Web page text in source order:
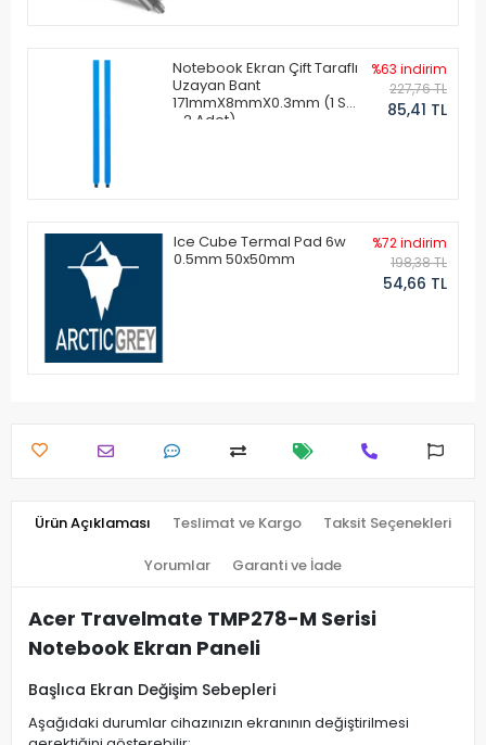
Notebook Ekran Çift Taraflı
Uzayan Bant
171mmX8mmX0.3mm (1 Set
- 2 Adet)
%63 indirim
227,76 TL
85,41 TL
Ice Cube Termal Pad 6w
0.5mm 50x50mm
%72 indirim
198,38 TL
54,66 TL
Ürün Açıklaması Teslimat ve Kargo Taksit Seçenekleri
Yorumlar Garanti ve İade
Acer Travelmate TMP278-M Serisi
Notebook Ekran Paneli
Başlıca Ekran Değişim Sebepleri
Aşağıdaki durumlar cihazınızın ekranının değiştirilmesi